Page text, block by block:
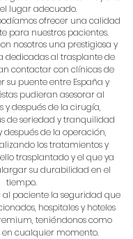
el lugar adecuado.
ofrecer una calidad
para nuestros pacientes.
nosotros una prestigiosa y
dedicadas al trasplante de
contactar con clínicas de
su puente entre España y
pudieran asesorar al
y después de la cirugía,
de seriedad y tranquilidad
después de la operación,
los tratamientos y
trasplantado y el que ya
su durabilidad en el
tiempo.
al paciente la seguridad que
hospitales y hoteles
teniéndonos como
en cualquier momento.